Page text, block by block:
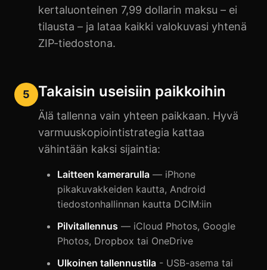
kertaluonteinen 7,99 dollarin maksu – ei
tilausta – ja lataa kaikki valokuvasi yhtenä
ZIP-tiedostona.
5 Takaisin useisiin paikkoihin
Älä tallenna vain yhteen paikkaan. Hyvä
varmuuskopiointistrategia kattaa
vähintään kaksi sijaintia:
Laitteen kamerarulla — iPhone
pikakuvakkeiden kautta, Android
tiedostonhallinnan kautta DCIM:iin
Pilvitallennus — iCloud Photos, Google
Photos, Dropbox tai OneDrive
Ulkoinen tallennustila - USB-asema tai